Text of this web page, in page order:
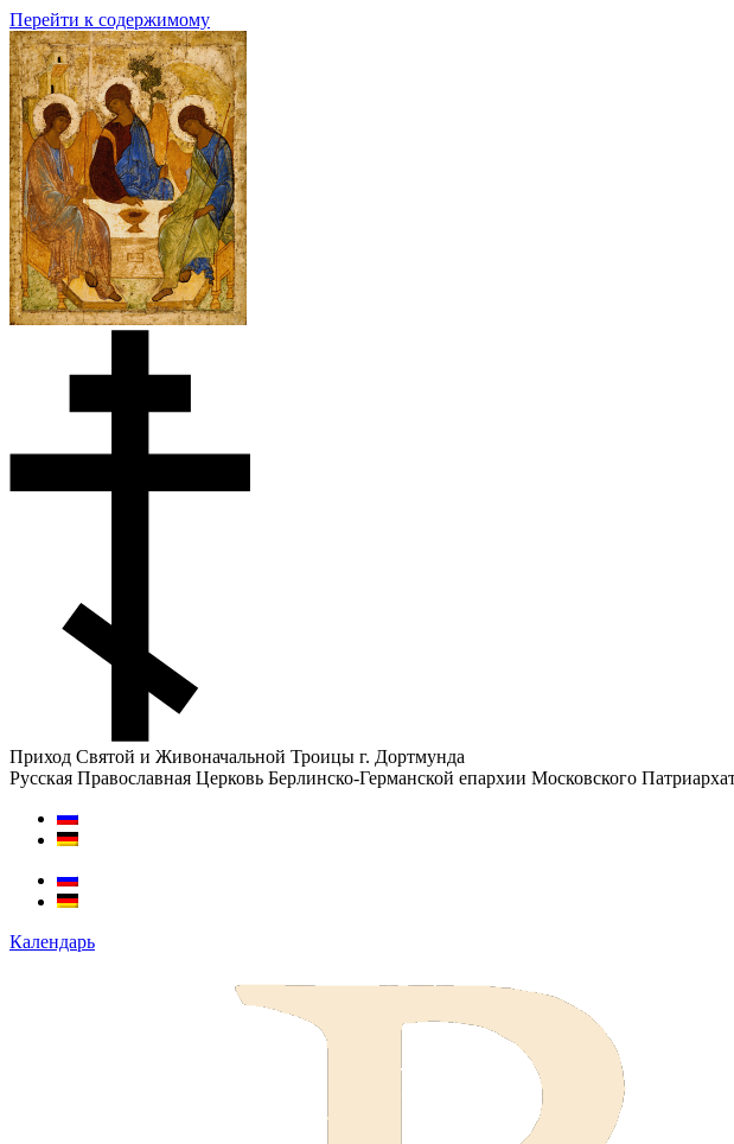
Перейти к содержимому
Приход Святой и Живоначальной Троицы г. Дортмунда
Русская Православная Церковь Берлинско-Германской епархии Московского
Календарь